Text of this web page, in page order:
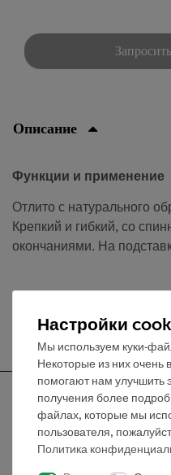
Описание
Функции и применение
Отлито с натурального
Крепкий и гибкий, со
окончаниями. На
Бесплатная
Настройки
Мы используем куки-
Некоторые из них очень
помогают нам улучшить
получения более
файлах, которые мы
пользователя,
Политика